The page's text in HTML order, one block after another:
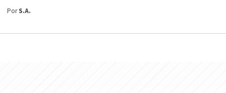
PorS.A.